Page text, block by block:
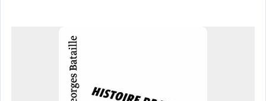
Interprétariat
Ressources